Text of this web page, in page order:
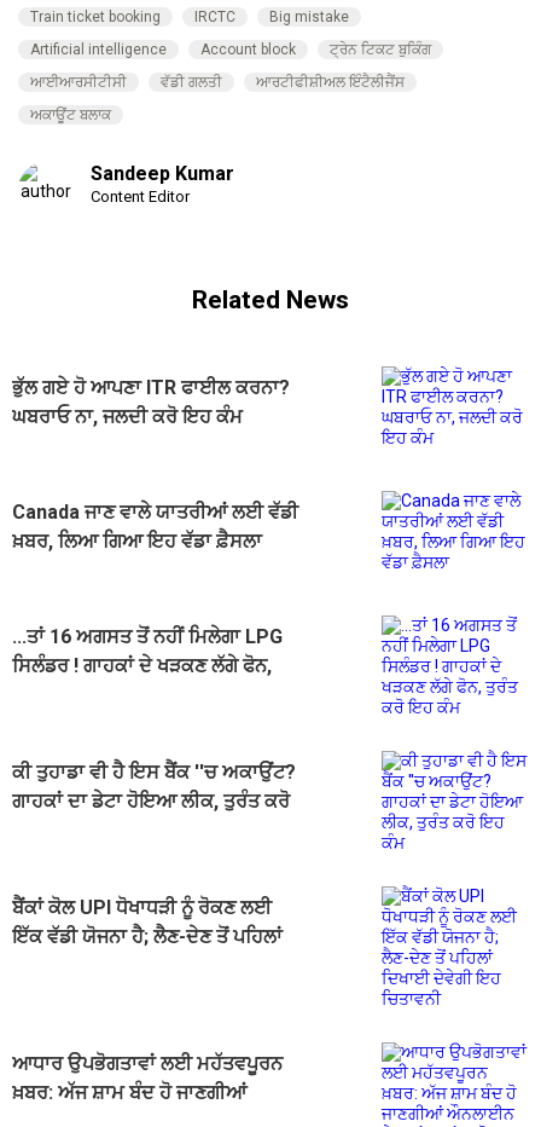
Train ticket booking IRCTC
Big mistake
Artificial intelligence
Account block
ਟ੍ਰੇਨ ਟਿਕਟ ਬੁਕਿੰਗ
ਆਈਆਰਸੀਟੀਸੀ
ਵੱਡੀ ਗਲਤੀ
ਆਰਟੀਫੀਸ਼ੀਅਲ ਇੰਟੈਲੀਜੈਂਸ
ਅਕਾਊਂਟ ਬਲਾਕ
Sandeep Kumar
Content Editor
Related News
ਭੁੱਲ ਗਏ ਹੋ ਆਪਣਾ ITR ਫਾਈਲ ਕਰਨਾ?
ਘਬਰਾਓ ਨਾ, ਜਲਦੀ ਕਰੋ ਇਹ ਕੰਮ
Canada ਜਾਣ ਵਾਲੇ ਯਾਤਰੀਆਂ ਲਈ ਵੱਡੀ
ਖ਼ਬਰ, ਲਿਆ ਗਿਆ ਇਹ ਵੱਡਾ ਫ਼ੈਸਲਾ
...ਤਾਂ 16 ਅਗਸਤ ਤੋਂ ਨਹੀਂ ਮਿਲੇਗਾ LPG
ਸਿਲੰਡਰ ! ਗਾਹਕਾਂ ਦੇ ਖੜਕਣ ਲੱਗੇ ਫੋਨ,
ਕੀ ਤੁਹਾਡਾ ਵੀ ਹੈ ਇਸ ਬੈਂਕ ''ਚ ਅਕਾਉਂਟ?
ਗਾਹਕਾਂ ਦਾ ਡੇਟਾ ਹੋਇਆ ਲੀਕ, ਤੁਰੰਤ ਕਰੋ
ਬੈਂਕਾਂ ਕੋਲ UPI ਧੋਖਾਧੜੀ ਨੂੰ ਰੋਕਣ ਲਈ
ਇੱਕ ਵੱਡੀ ਯੋਜਨਾ ਹੈ; ਲੈਣ-ਦੇਣ ਤੋਂ ਪਹਿਲਾਂ
ਆਧਾਰ ਉਪਭੋਗਤਾਵਾਂ ਲਈ ਮਹੱਤਵਪੂਰਨ
ਖ਼ਬਰ: ਅੱਜ ਸ਼ਾਮ ਬੰਦ ਹੋ ਜਾਣਗੀਆਂ